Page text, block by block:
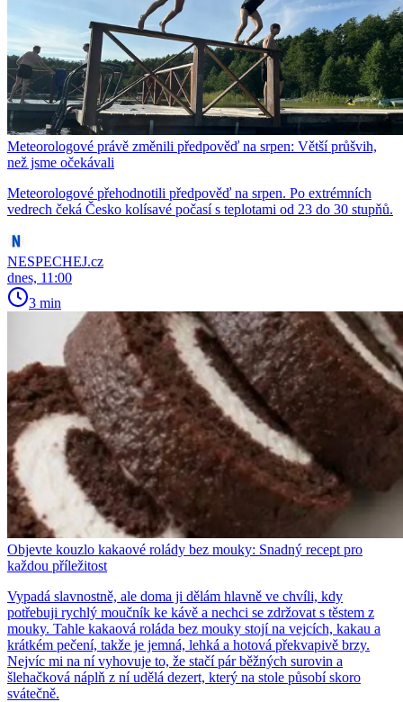
Meteorologové právě změnili předpověď na srpen: Větší průšvih,
než jsme očekávali
Meteorologové přehodnotili předpověď na srpen. Po extrémních
vedrech čeká Česko kolísavé počasí s teplotami od 23 do 30 stupňů.
NESPECHEJ.cz
dnes, 11:00
3 min
Objevte kouzlo kakaové rolády bez mouky: Snadný recept pro
každou příležitost
Vypadá slavnostně, ale doma ji dělám hlavně ve chvíli, kdy
potřebuji rychlý moučník ke kávě a nechci se zdržovat s těstem z
mouky. Tahle kakaová roláda bez mouky stojí na vejcích, kakau a
krátkém pečení, takže je jemná, lehká a hotová překvapivě brzy.
Nejvíc mi na ní vyhovuje to, že stačí pár běžných surovin a
šlehačková náplň z ní udělá dezert, který na stole působí skoro
svátečně.